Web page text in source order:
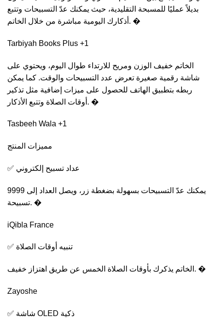
بديلاً عمليًا للمسبحة التقليدية، حيث يمكنك عدّ التسبيحات وتتبع
أذكارك اليومية مباشرة من خلال الخاتم. �
Tarbiyah Books Plus +1
الخاتم خفيف الوزن ومريح للارتداء طوال اليوم، ويحتوي على
شاشة رقمية صغيرة تعرض عدد التسبيحات والوقت. كما يمكن
ربطه بتطبيق الهاتف للحصول على ميزات إضافية مثل تذكير
أوقات الصلاة وتتبع الأذكار. �
Tasbeeh Wala +1
مميزات المنتج
✅ عداد تسبيح إلكتروني
يمكنك عدّ التسبيحات بسهولة بضغطة زر، ويصل العداد إلى 9999
تسبيحة. �
iQibla France
✅ تنبيه أوقات الصلاة
الخاتم يذكرك بأوقات الصلاة الخمس عن طريق اهتزاز خفيف. �
Zayoshe
✅ شاشة OLED ذكية